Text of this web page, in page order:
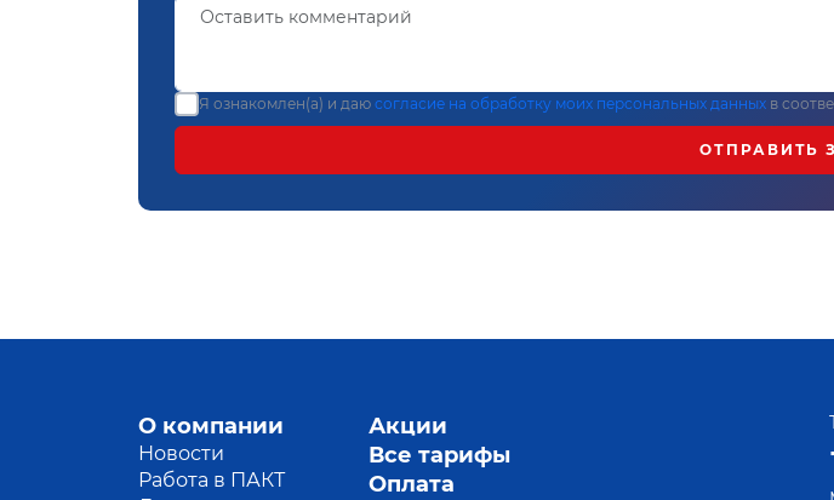
Я ознакомлен(а) и даю согласие на обработку моих персональных данных в
ОТПРАВИТЬ
О компании
Новости
Работа в ПАКТ
Акции
Все тарифы
Оплата